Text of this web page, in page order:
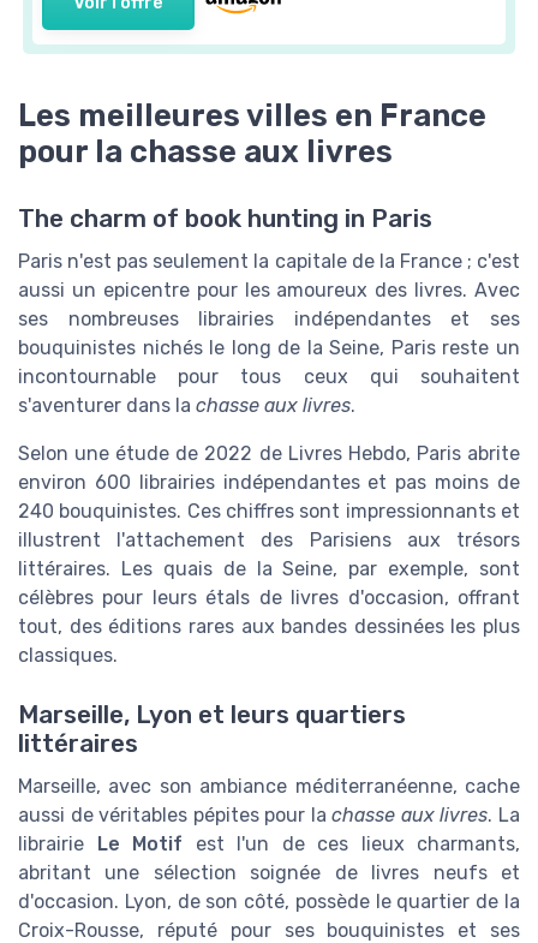
Les meilleures villes en France
pour la chasse aux livres
The charm of book hunting in Paris
Paris n'est pas seulement la capitale de la France ; c'est
aussi un epicentre pour les amoureux des livres. Avec
ses nombreuses librairies indépendantes et ses
bouquinistes nichés le long de la Seine, Paris reste un
incontournable pour tous ceux qui souhaitent
s'aventurer dans la chasse aux livres.
Selon une étude de 2022 de Livres Hebdo, Paris abrite
environ 600 librairies indépendantes et pas moins de
240 bouquinistes. Ces chiffres sont impressionnants et
illustrent l'attachement des Parisiens aux trésors
littéraires. Les quais de la Seine, par exemple, sont
célèbres pour leurs étals de livres d'occasion, offrant
tout, des éditions rares aux bandes dessinées les plus
classiques.
Marseille, Lyon et leurs quartiers
littéraires
Marseille, avec son ambiance méditerranéenne, cache
aussi de véritables pépites pour lachasse aux livres. La
librairie Le Motif est l'un de ces lieux charmants,
abritant une sélection soignée de livres neufs et
d'occasion. Lyon, de son côté, possède le quartier de la
Croix-Rousse, réputé pour ses bouquinistes et ses